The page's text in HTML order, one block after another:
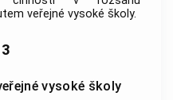
veřejné vysoké školy.
vysoké školy